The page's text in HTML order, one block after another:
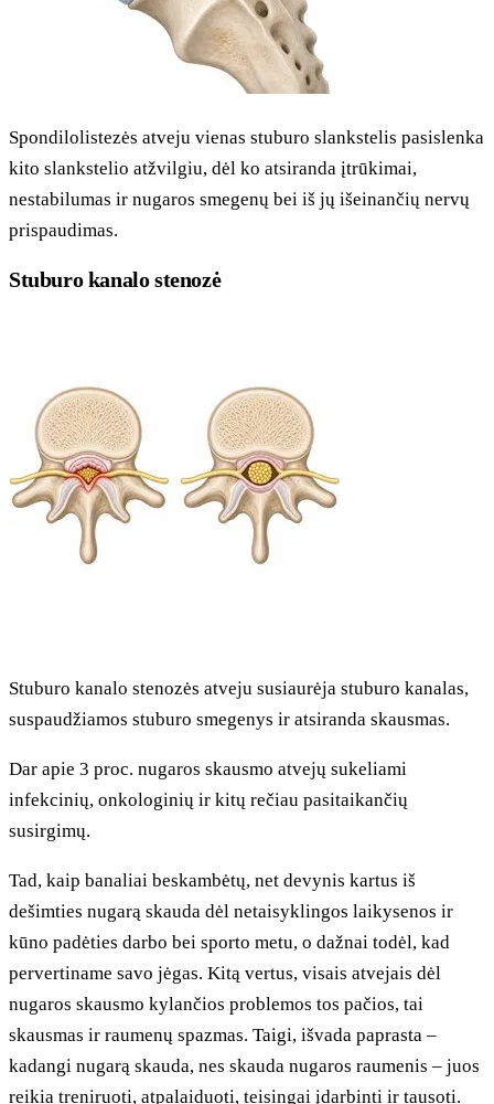
Spondilolistezės atveju vienas stuburo slankstelis pasislenka
kito slankstelio atžvilgiu, dėl ko atsiranda įtrūkimai,
nestabilumas ir nugaros smegenų bei iš jų išeinančių nervų
prispaudimas.
Stuburo kanalo stenozė
Stuburo kanalo stenozės atveju susiaurėja stuburo kanalas,
suspaudžiamos stuburo smegenys ir atsiranda skausmas.
Dar apie 3 proc. nugaros skausmo atvejų sukeliami
infekcinių, onkologinių ir kitų rečiau pasitaikančių
susirgimų.
Tad, kaip banaliai beskambėtų, net devynis kartus iš
dešimties nugarą skauda dėl netaisyklingos laikysenos ir
kūno padėties darbo bei sporto metu, o dažnai todėl, kad
pervertiname savo jėgas. Kitą vertus, visais atvejais dėl
nugaros skausmo kylančios problemos tos pačios, tai
skausmas ir raumenų spazmas. Taigi, išvada paprasta –
kadangi nugarą skauda, nes skauda nugaros raumenis – juos
reikia treniruoti, atpalaiduoti, teisingai įdarbinti ir tausoti.